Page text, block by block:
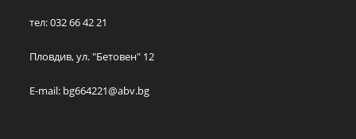
тел: 032 66 42 21
Пловдив, ул. "Бетовен" 12
E-mail: bg664221@abv.bg